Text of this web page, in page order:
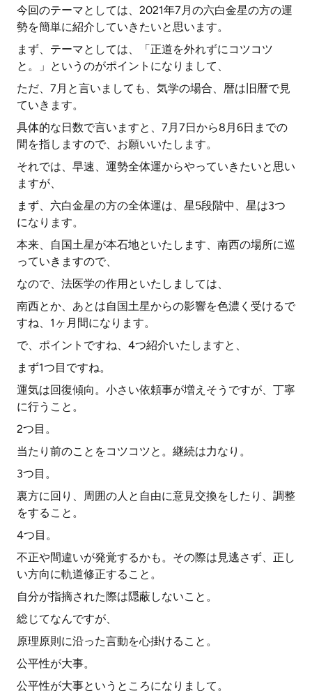
今回のテーマとしては、2021年7月の六白金星の方の運
勢を簡単に紹介していきたいと思います。
まず、テーマとしては、「正道を外れずにコツコツ
と。」というのがポイントになりまして、
ただ、7月と言いましても、気学の場合、暦は旧暦で見
ていきます。
具体的な日数で言いますと、7月7日から8月6日までの
間を指しますので、お願いいたします。
それでは、早速、運勢全体運からやっていきたいと思い
ますが、
まず、六白金星の方の全体運は、星5段階中、星は3つ
になります。
本来、自国土星が本石地といたします、南西の場所に巡
っていきますので、
なので、法医学の作用といたしましては、
南西とか、あとは自国土星からの影響を色濃く受けるで
すね、1ヶ月間になります。
で、ポイントですね、4つ紹介いたしますと、
まず1つ目ですね。
運気は回復傾向。小さい依頼事が増えそうですが、丁寧
に行うこと。
2つ目。
当たり前のことをコツコツと。継続は力なり。
3つ目。
裏方に回り、周囲の人と自由に意見交換をしたり、調整
をすること。
4つ目。
不正や間違いが発覚するかも。その際は見逃さず、正し
い方向に軌道修正すること。
自分が指摘された際は隠蔽しないこと。
総じてなんですが、
原理原則に沿った言動を心掛けること。
公平性が大事。
公平性が大事というところになりまして。